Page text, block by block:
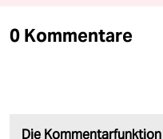
0 Kommentare
Die